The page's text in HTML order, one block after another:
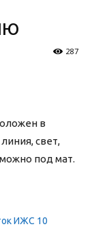
287
в
свет,
под мат.
ИЖС 10